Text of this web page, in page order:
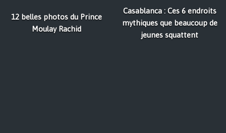
12 belles photos du Prince
Moulay Rachid
Casablanca : Ces 6 endroits
mythiques que beaucoup de
jeunes squattent